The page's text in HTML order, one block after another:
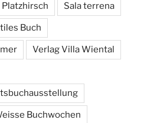
Platzhirsch Sala terrena
Buch
Verlag Villa Wiental
Buchwochen